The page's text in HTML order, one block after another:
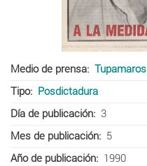
Medio de prensa
Tupamaros
Tipo
Posdictadura
Día de publicación
3
Mes de publicación
5
Año de publicación
1990